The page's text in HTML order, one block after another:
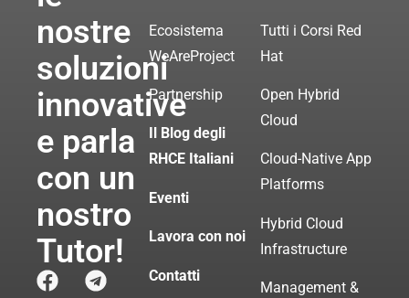
nostre
soluzioni
innovative
e parla
con un
nostro
Tutor!
Ecosistema
WeAreProject
Partnership
Il Blog degli
RHCE Italiani
Eventi
Lavora con noi
Contatti
Tutti i Corsi Red
Hat
Open Hybrid
Cloud
Cloud-Native App
Platforms
Hybrid Cloud
Infrastructure
Management &